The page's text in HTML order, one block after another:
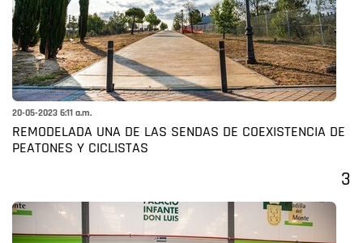
20-05-2023 6:11 a.m.
REMODELADA UNA DE LAS SENDAS DE COEXISTENCIA DE
PEATONES Y CICLISTAS
3